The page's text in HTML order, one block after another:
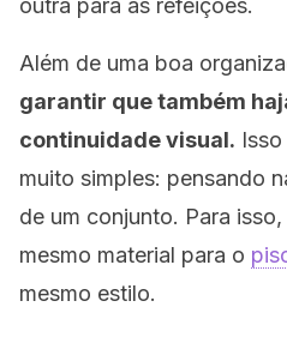
outra para as refeições.
Além de uma boa
garantir que também
continuidade visual.
muito simples: pensando
de um conjunto. Para
mesmo material para o
mesmo estilo.